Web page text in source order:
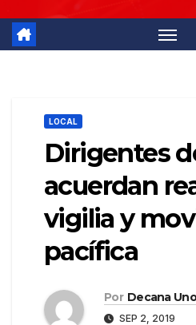
LOCAL
Dirigentes
acuerdan
vigilia y
pacífica
Por Decana Uno
SEP 2, 2019